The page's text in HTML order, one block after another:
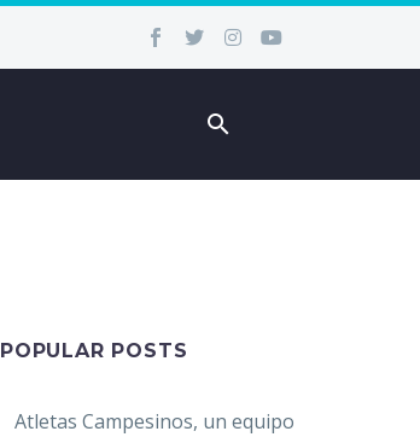
POPULAR POSTS
Atletas Campesinos, un equipo